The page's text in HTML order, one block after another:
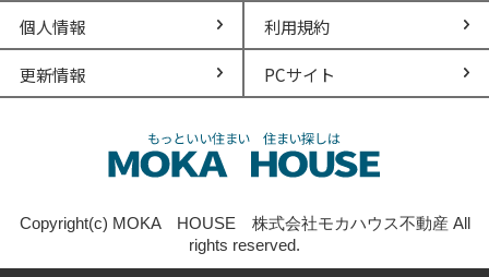
個人情報 利用規約
更新情報 PCサイト
Copyright(c) MOKA HOUSE 株式会社モカハウス不動産 All
rights reserved.